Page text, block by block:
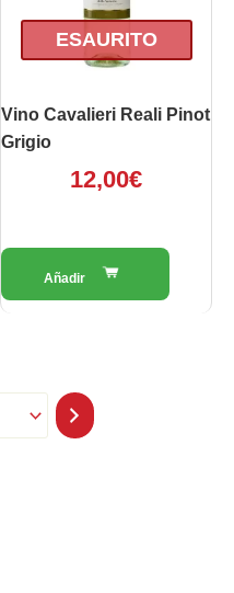
ESAURITO
Vino Cavalieri Reali Pinot
Grigio
12,00€